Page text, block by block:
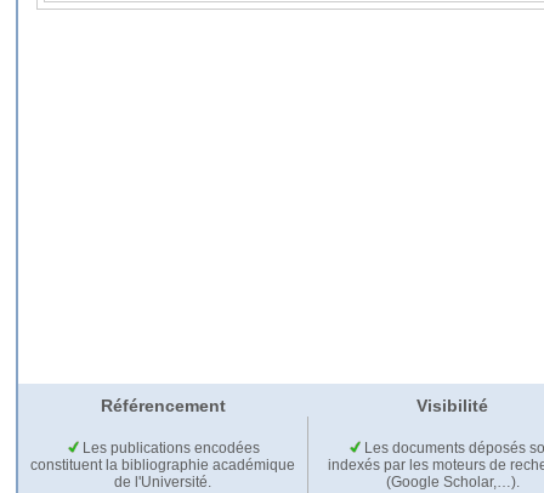
Référencement Visibilité
Les publications encodées
constituent la bibliographie académique
de l'Université.
Les documents déposés
indexés par les moteurs de
(Google Scholar,…).